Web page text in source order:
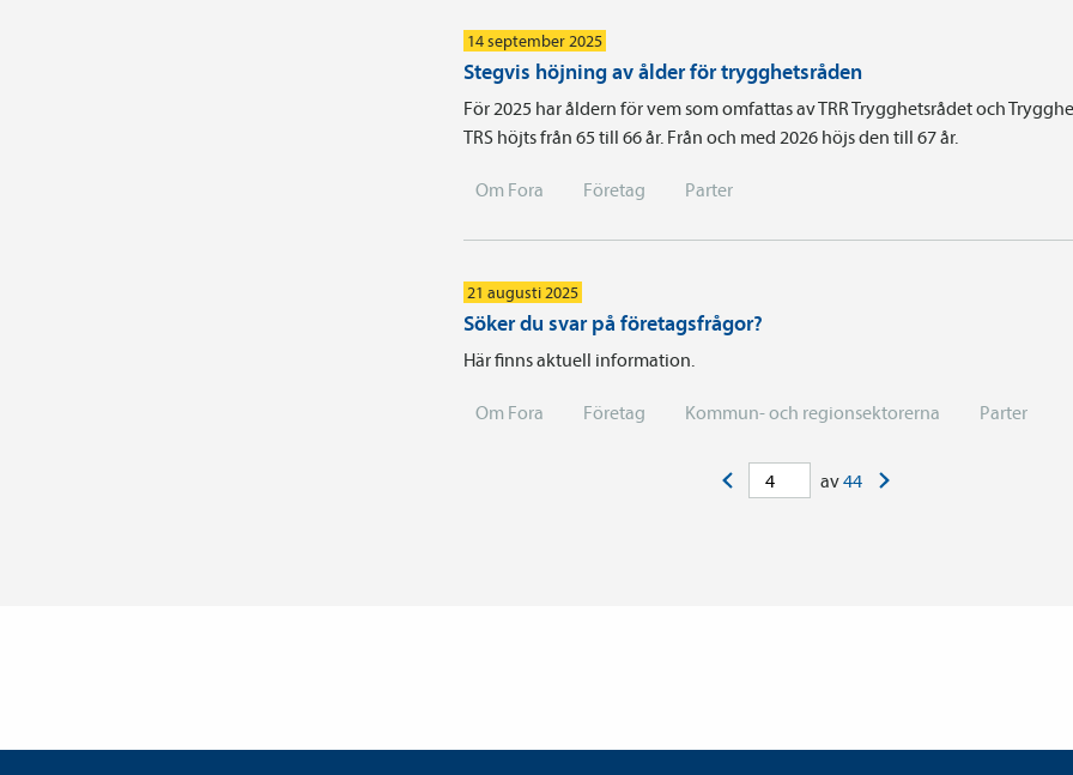
14 september 2025
Stegvis höjning av ålder för trygghetsråden
För 2025 har åldern för vem som omfattas av TRR Trygghetsrådet och
TRS höjts från 65 till 66 år. Från och med 2026 höjs den till 67 år.
Om Fora Företag Parter
21 augusti 2025
Söker du svar på företagsfrågor?
Här finns aktuell information.
Om Fora Företag Kommun- och regionsektorerna Parter
av44